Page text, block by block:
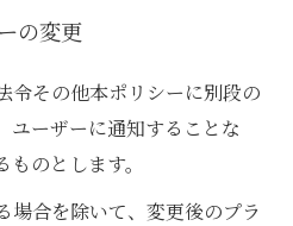
の変更
令その他本ポリシーに別段の
ユーザーに通知することな
のとします。
場合を除いて、変更後のプラ